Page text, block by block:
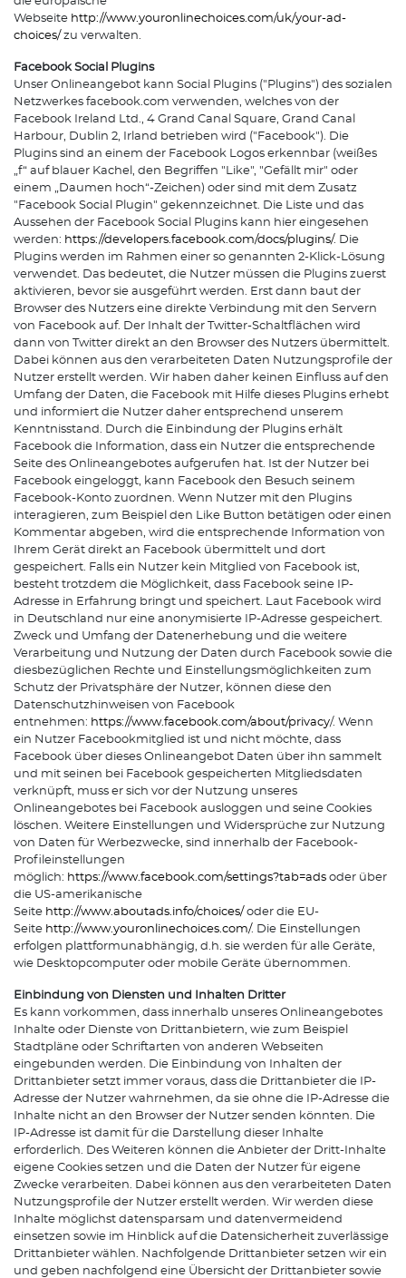
Webseite http://www.youronlinechoices.com/uk/your-ad-
choices/ zu verwalten.
Facebook Social Plugins
Unser Onlineangebot kann Social Plugins ("Plugins") des sozialen
Netzwerkes facebook.com verwenden, welches von der
Facebook Ireland Ltd., 4 Grand Canal Square, Grand Canal
Harbour, Dublin 2, Irland betrieben wird ("Facebook"). Die
Plugins sind an einem der Facebook Logos erkennbar (weißes
„f“ auf blauer Kachel, den Begriffen "Like", "Gefällt mir" oder
einem „Daumen hoch“-Zeichen) oder sind mit dem Zusatz
"Facebook Social Plugin" gekennzeichnet. Die Liste und das
Aussehen der Facebook Social Plugins kann hier eingesehen
werden: https://developers.facebook.com/docs/plugins/. Die
Plugins werden im Rahmen einer so genannten 2-Klick-Lösung
verwendet. Das bedeutet, die Nutzer müssen die Plugins zuerst
aktivieren, bevor sie ausgeführt werden. Erst dann baut der
Browser des Nutzers eine direkte Verbindung mit den Servern
von Facebook auf. Der Inhalt der Twitter-Schaltflächen wird
dann von Twitter direkt an den Browser des Nutzers übermittelt.
Dabei können aus den verarbeiteten Daten Nutzungsprofile der
Nutzer erstellt werden. Wir haben daher keinen Einfluss auf den
Umfang der Daten, die Facebook mit Hilfe dieses Plugins erhebt
und informiert die Nutzer daher entsprechend unserem
Kenntnisstand. Durch die Einbindung der Plugins erhält
Facebook die Information, dass ein Nutzer die entsprechende
Seite des Onlineangebotes aufgerufen hat. Ist der Nutzer bei
Facebook eingeloggt, kann Facebook den Besuch seinem
Facebook-Konto zuordnen. Wenn Nutzer mit den Plugins
interagieren, zum Beispiel den Like Button betätigen oder einen
Kommentar abgeben, wird die entsprechende Information von
Ihrem Gerät direkt an Facebook übermittelt und dort
gespeichert. Falls ein Nutzer kein Mitglied von Facebook ist,
besteht trotzdem die Möglichkeit, dass Facebook seine IP-
Adresse in Erfahrung bringt und speichert. Laut Facebook wird
in Deutschland nur eine anonymisierte IP-Adresse gespeichert.
Zweck und Umfang der Datenerhebung und die weitere
Verarbeitung und Nutzung der Daten durch Facebook sowie die
diesbezüglichen Rechte und Einstellungsmöglichkeiten zum
Schutz der Privatsphäre der Nutzer, können diese den
Datenschutzhinweisen von Facebook
entnehmen: https://www.facebook.com/about/privacy/. Wenn
ein Nutzer Facebookmitglied ist und nicht möchte, dass
Facebook über dieses Onlineangebot Daten über ihn sammelt
und mit seinen bei Facebook gespeicherten Mitgliedsdaten
verknüpft, muss er sich vor der Nutzung unseres
Onlineangebotes bei Facebook ausloggen und seine Cookies
löschen. Weitere Einstellungen und Widersprüche zur Nutzung
von Daten für Werbezwecke, sind innerhalb der Facebook-
Profileinstellungen
möglich: https://www.facebook.com/settings?tab=ads oder über
die US-amerikanische
Seite http://www.aboutads.info/choices/ oder die EU-
Seite http://www.youronlinechoices.com/. Die Einstellungen
erfolgen plattformunabhängig, d.h. sie werden für alle Geräte,
wie Desktopcomputer oder mobile Geräte übernommen.
Einbindung von Diensten und Inhalten Dritter
Es kann vorkommen, dass innerhalb unseres Onlineangebotes
Inhalte oder Dienste von Drittanbietern, wie zum Beispiel
Stadtpläne oder Schriftarten von anderen Webseiten
eingebunden werden. Die Einbindung von Inhalten der
Drittanbieter setzt immer voraus, dass die Drittanbieter die IP-
Adresse der Nutzer wahrnehmen, da sie ohne die IP-Adresse die
Inhalte nicht an den Browser der Nutzer senden könnten. Die
IP-Adresse ist damit für die Darstellung dieser Inhalte
erforderlich. Des Weiteren können die Anbieter der Dritt-Inhalte
eigene Cookies setzen und die Daten der Nutzer für eigene
Zwecke verarbeiten. Dabei können aus den verarbeiteten Daten
Nutzungsprofile der Nutzer erstellt werden. Wir werden diese
Inhalte möglichst datensparsam und datenvermeidend
einsetzen sowie im Hinblick auf die Datensicherheit zuverlässige
Drittanbieter wählen. Nachfolgende Drittanbieter setzen wir ein
und geben nachfolgend eine Übersicht der Drittanbieter sowie